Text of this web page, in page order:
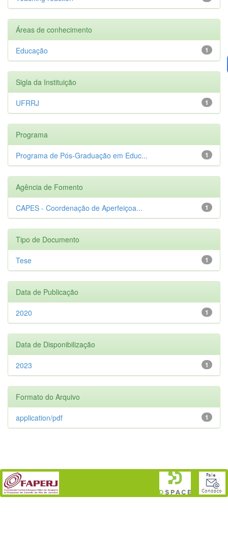
Áreas de conhecimento
1
Educação
Sigla da Instituição
1
UFRRJ
Programa
1
Programa de Pós-Graduação em Educ...
Agência de Fomento
1
CAPES - Coordenação de Aperfeiçoa...
Tipo de Documento
1
Tese
Data de Publicação
1
2020
Data de Disponibilização
1
2023
Formato do Arquivo
1
application/pdf